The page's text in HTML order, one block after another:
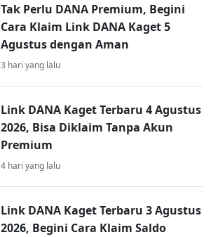
Tak Perlu DANA Premium, Begini
Cara Klaim Link DANA Kaget 5
Agustus dengan Aman
3 hari yang lalu
Link DANA Kaget Terbaru 4 Agustus
2026, Bisa Diklaim Tanpa Akun
Premium
4 hari yang lalu
Link DANA Kaget Terbaru 3 Agustus
2026, Begini Cara Klaim Saldo